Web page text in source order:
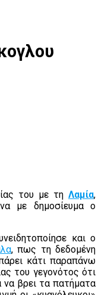
του με τη Λαμία,
με δημοσίευμα ο
και ο
, πως τη δεδομένη
κάτι παραπάνω
του γεγονότος ότι
να βρει τα πατήματα